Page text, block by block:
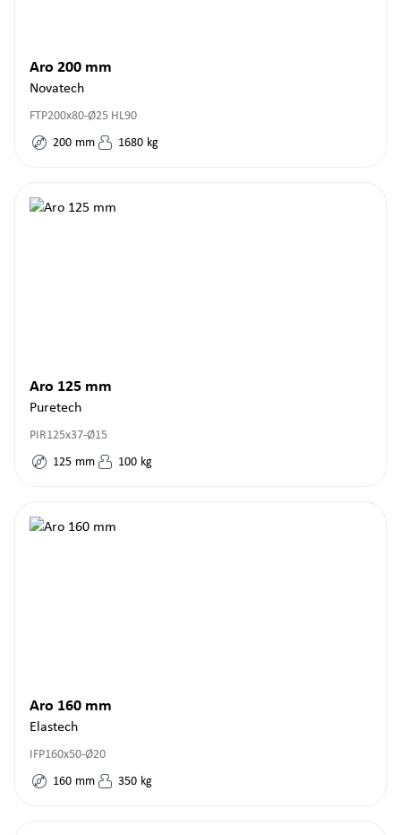
Aro 200 mm
Novatech
FTP200x80-Ø25 HL90
200 mm 1680 kg
Aro 125 mm
Puretech
PIR125x37-Ø15
125 mm 100 kg
Aro 160 mm
Elastech
IFP160x50-Ø20
160 mm 350 kg